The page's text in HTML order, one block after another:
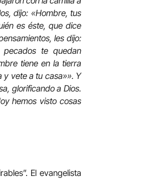
dijo: «Hombre, tus
es éste, que dice
les dijo:
pecados te quedan
tiene en la tierra
y vete a tu casa»». Y
glorificando a Dios.
hemos visto cosas
El evangelista